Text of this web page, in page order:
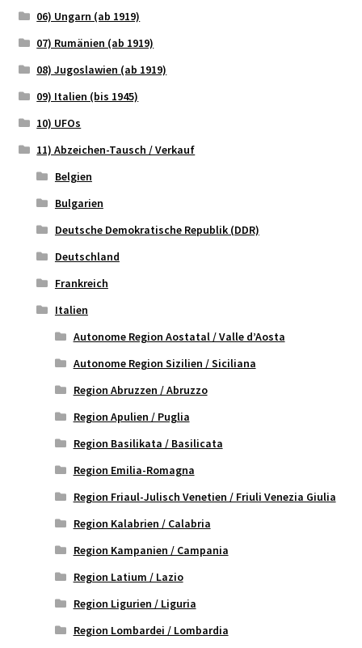
06) Ungarn (ab 1919)
07) Rumänien (ab 1919)
08) Jugoslawien (ab 1919)
09) Italien (bis 1945)
10) UFOs
11) Abzeichen-Tausch / Verkauf
Belgien
Bulgarien
Deutsche Demokratische Republik (DDR)
Deutschland
Frankreich
Italien
Autonome Region Aostatal / Valle d’Aosta
Autonome Region Sizilien / Siciliana
Region Abruzzen / Abruzzo
Region Apulien / Puglia
Region Basilikata / Basilicata
Region Emilia-Romagna
Region Friaul-Julisch Venetien / Friuli Venezia Giulia
Region Kalabrien / Calabria
Region Kampanien / Campania
Region Latium / Lazio
Region Ligurien / Liguria
Region Lombardei / Lombardia